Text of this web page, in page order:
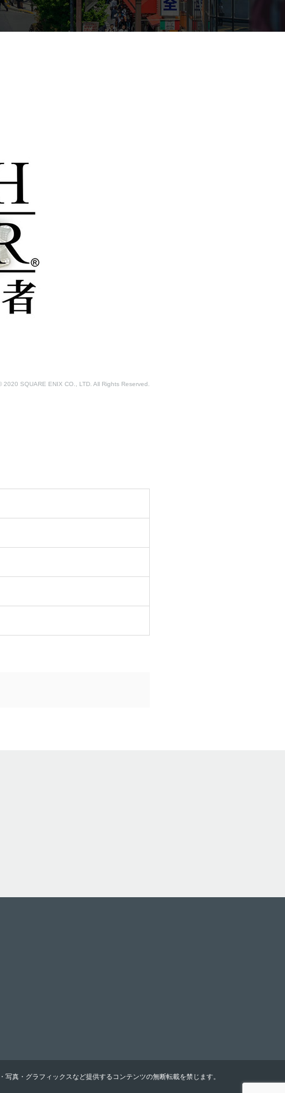
2020 SQUARE ENIX CO., LTD. All Rights Reserved.
写真・グラフィックスなど提供するコンテンツの無断転載を禁じます。